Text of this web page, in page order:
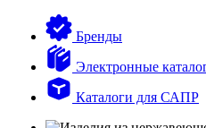
Бренды
Электронные
Каталоги для САПР